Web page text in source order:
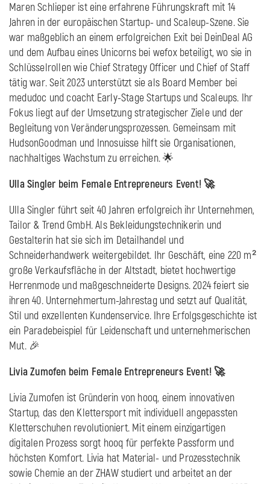
Maren Schlieper ist eine erfahrene Führungskraft mit 14
Jahren in der europäischen Startup- und Scaleup-Szene. Sie
war maßgeblich an einem erfolgreichen Exit bei DeinDeal AG
und dem Aufbau eines Unicorns bei wefox beteiligt, wo sie in
Schlüsselrollen wie Chief Strategy Officer und Chief of Staff
tätig war. Seit 2023 unterstützt sie als Board Member bei
medudoc und coacht Early-Stage Startups und Scaleups. Ihr
Fokus liegt auf der Umsetzung strategischer Ziele und der
Begleitung von Veränderungsprozessen. Gemeinsam mit
HudsonGoodman und Innosuisse hilft sie Organisationen,
nachhaltiges Wachstum zu erreichen. 🌟
Ulla Singler beim Female Entrepreneurs Event! 🚀
Ulla Singler führt seit 40 Jahren erfolgreich ihr Unternehmen,
Tailor & Trend GmbH. Als Bekleidungstechnikerin und
Gestalterin hat sie sich im Detailhandel und
Schneiderhandwerk weitergebildet. Ihr Geschäft, eine 220 m²
große Verkaufsfläche in der Altstadt, bietet hochwertige
Herrenmode und maßgeschneiderte Designs. 2024 feiert sie
ihren 40. Unternehmertum-Jahrestag und setzt auf Qualität,
Stil und exzellenten Kundenservice. Ihre Erfolgsgeschichte ist
ein Paradebeispiel für Leidenschaft und unternehmerischen
Mut. 🎉
Livia Zumofen beim Female Entrepreneurs Event! 🚀
Livia Zumofen ist Gründerin von hooq, einem innovativen
Startup, das den Klettersport mit individuell angepassten
Kletterschuhen revolutioniert. Mit einem einzigartigen
digitalen Prozess sorgt hooq für perfekte Passform und
höchsten Komfort. Livia hat Material- und Prozesstechnik
sowie Chemie an der ZHAW studiert und arbeitet an der